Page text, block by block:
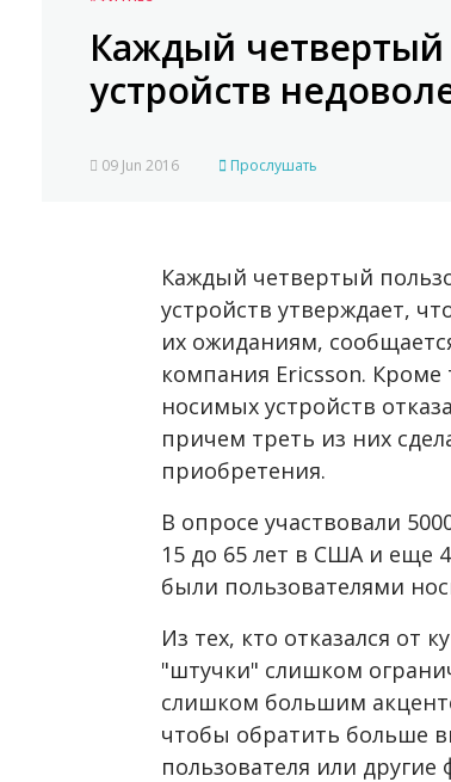
Каждый
устройств
09 Jun 2016 Прослушать
Каждый четвертый
устройств утверждает,
их ожиданиям,
компания Ericsson. Кроме
носимых устройств
причем треть из них
приобретения.
В опросе участвовали
15 до 65 лет в США и еще
были пользователями
Из тех, кто отказался от
"штучки" слишком
слишком большим
чтобы обратить больше
пользователя или другие